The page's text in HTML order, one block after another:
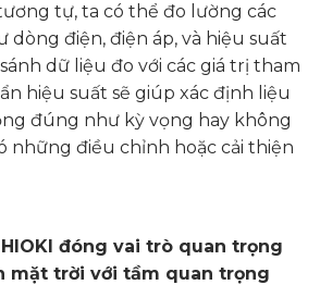
tự, ta có thể đo lường các
dòng điện, điện áp, và hiệu suất
dữ liệu đo với các giá trị tham
hiệu suất sẽ giúp xác định liệu
đúng như kỳ vọng hay không
những điều chỉnh hoặc cải thiện
đóng vai trò quan trọng
mặt trời với tầm quan trọng